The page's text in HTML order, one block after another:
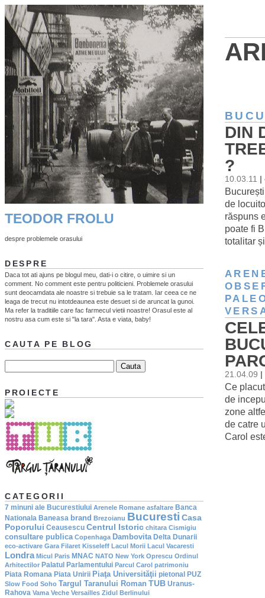
DIN
?
10.03.11
de
răspuns
poate fi
totalitar
21.04.09
Ce
de
zone
de catre
Carol
TEODOR FROLU
despre problemele orasului
DESPRE
Daca tot ati ajuns pe blogul meu, dati-i o citire, o uimire si un
comment. No comment este pentru politicieni. Problemele orasului
sunt deocamdata ale noastre si trebuie sa le tratam. Iar ceea ce ne
leaga de trecut nu intotdeaunea este desuet si de aruncat la gunoi.
Ma refer la traditiile care fac farmecul vietii noastre! Orasul este al
nostru asa cum este si "la tara". Asta e viata, baby!
CAUTA PE BLOG
PROIECTE
CATEGORII
7 minuni ale Bucurestiului Arenele Romane asfaltare Banca
Nationala Baneasa brand Brezoianu Bucuresti Casa
Poporului Ceausescu Centrul Istoric chitara Cismigiu
consultare publica Copenhaga Dambovita Delta Dunarii
eco-activare Gara Filaret Kisseleff Lacul Morii Lacul Vacaresti
Londra Micul Paris MNAC NATO New York Oprescu Ordinul
Arhitectilor Palatul Parlamentului Parcul Carol patrimoniu
Piata Romana Piata Unirii Piaţa Universităţii pietonal PUZ
Slow Food Soho Targul Taranului Roman TUB Uranus-
Rahova Vama Veche Versailles Zidul Berlinului